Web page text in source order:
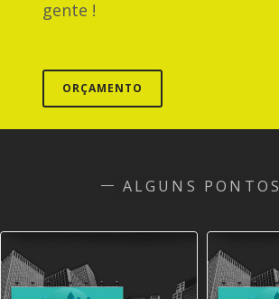
gente !
ORÇAMENTO
ALGUNS PONTOS